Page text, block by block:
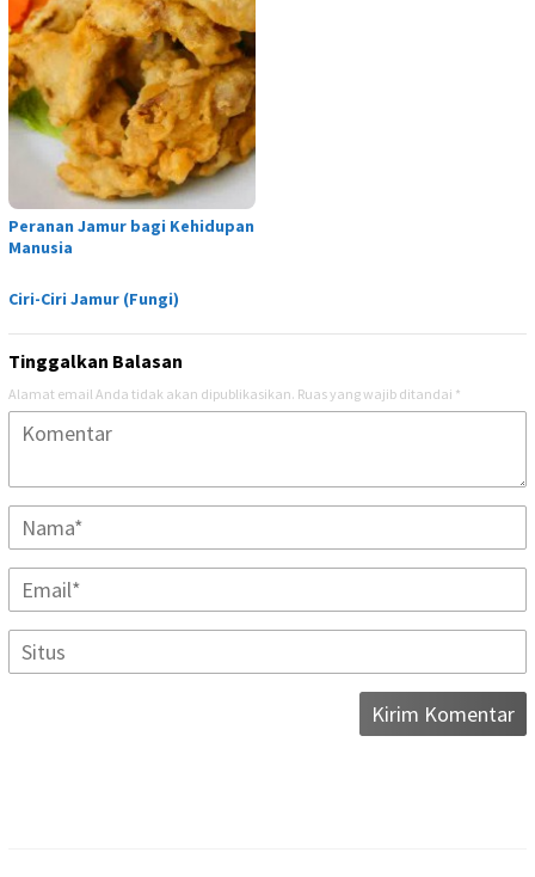
Peranan Jamur bagi Kehidupan
Manusia
Ciri-Ciri Jamur (Fungi)
Tinggalkan Balasan
Alamat email Anda tidak akan dipublikasikan. Ruas yang wajib ditandai *